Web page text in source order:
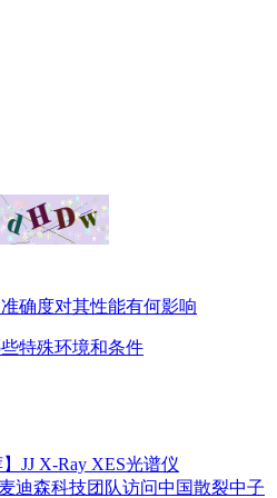
确度对其性能有何影响
特殊环境和条件
】JJ X-Ray XES光谱仪
迪森科技团队访问中国散裂中子